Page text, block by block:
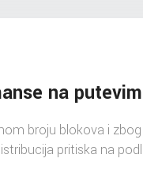
na
broju blokova i
pritiska na